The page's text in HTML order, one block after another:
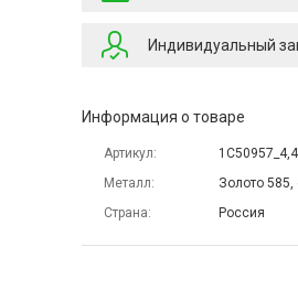
Индивидуальный
Информация о товаре
Артикул
Металл
Золото
Страна
Россия